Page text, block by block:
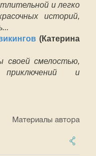
и легко
историй,
(Катерина
своей смелостью,
и
Материалы автора